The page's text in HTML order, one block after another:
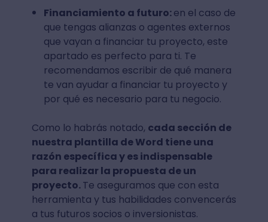
Financiamiento a futuro:en el caso de
que tengas alianzas o agentes externos
que vayan a financiar tu proyecto, este
apartado es perfecto para ti. Te
recomendamos escribir de qué manera
te van ayudar a financiar tu proyecto y
por qué es necesario para tu negocio.
Como lo habrás notado, cada sección de
nuestra plantilla de Word tiene una
razón específica y es indispensable
para realizar la propuesta de un
proyecto.Te aseguramos que con esta
herramienta y tus habilidades convencerás
a tus futuros socios o inversionistas.